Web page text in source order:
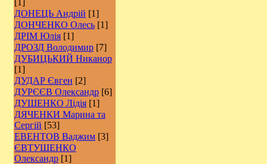
[1]
ДОНЕЦЬ Андрій [1]
ДОНЧЕНКО Олесь [1]
ДРІМ Юлія [1]
ДРОЗД Володимир [7]
ДУБИЦЬКИЙ Никанор
[1]
ДУДАР Євген [2]
ДУРЄЄВ Олександр [6]
ДУШЕНКО Лідія [1]
ДЯЧЕНКИ Марина та
Сергій [53]
ЕВЕНТОВ Ваджим [3]
ЄВТУШЕНКО
Олександр [1]